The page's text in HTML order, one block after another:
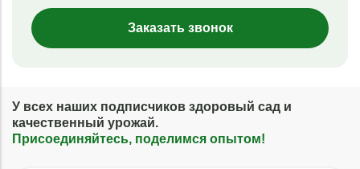
Заказать звонок
У всех наших подписчиков здоровый сад и
качественный урожай.
Присоединяйтесь, поделимся опытом!